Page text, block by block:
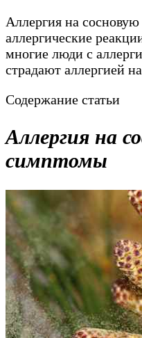
Аллергия на
аллергические
многие люди с
страдают аллергией
Содержание статьи
Аллергия на
симптомы